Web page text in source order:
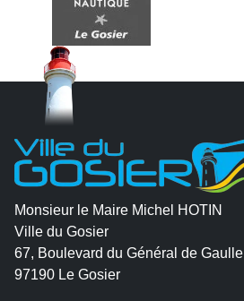
Monsieur le Maire Michel HOTIN
Ville du Gosier
67, Boulevard du Général de Gaulle
97190 Le Gosier